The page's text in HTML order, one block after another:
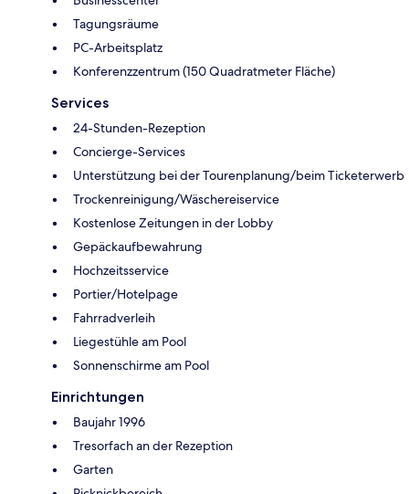
Tagungsräume
PC-Arbeitsplatz
Konferenzzentrum (150 Quadratmeter Fläche)
Services
24-Stunden-Rezeption
Concierge-Services
Unterstützung bei der Tourenplanung/beim Ticketerwerb
Trockenreinigung/Wäschereiservice
Kostenlose Zeitungen in der Lobby
Gepäckaufbewahrung
Hochzeitsservice
Portier/Hotelpage
Fahrradverleih
Liegestühle am Pool
Sonnenschirme am Pool
Einrichtungen
Baujahr 1996
Tresorfach an der Rezeption
Garten